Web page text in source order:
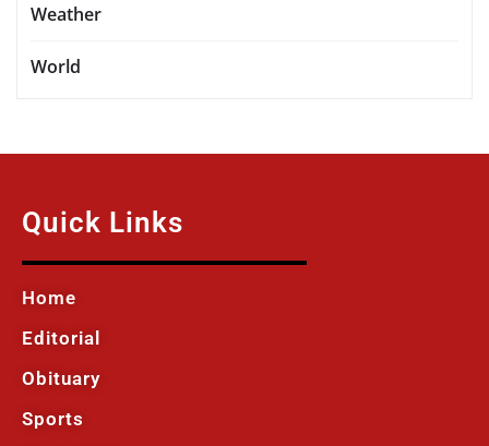
Weather
World
Quick Links
Home
Editorial
Obituary
Sports